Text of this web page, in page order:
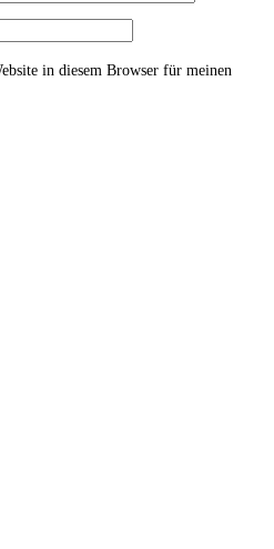
in diesem Browser für meinen